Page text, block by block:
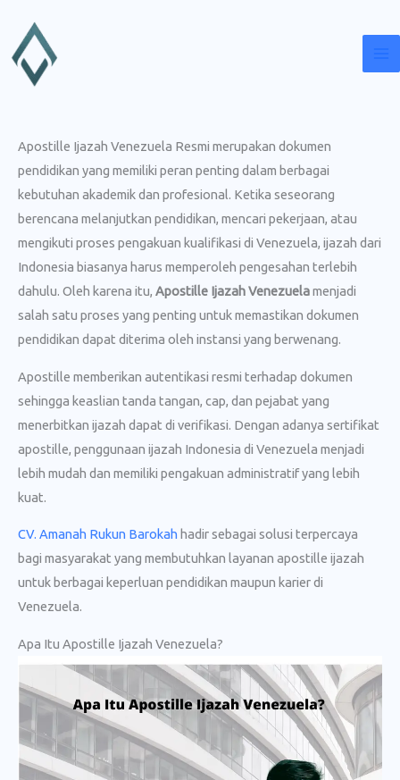
konten
Apostille Ijazah Venezuela Resmi merupakan dokumen
pendidikan yang memiliki peran penting dalam berbagai
kebutuhan akademik dan profesional. Ketika seseorang
berencana melanjutkan pendidikan, mencari pekerjaan, atau
mengikuti proses pengakuan kualifikasi di Venezuela, ijazah dari
Indonesia biasanya harus memperoleh pengesahan terlebih
dahulu. Oleh karena itu, Apostille Ijazah Venezuelamenjadi
salah satu proses yang penting untuk memastikan dokumen
pendidikan dapat diterima oleh instansi yang berwenang.
Apostille memberikan autentikasi resmi terhadap dokumen
sehingga keaslian tanda tangan, cap, dan pejabat yang
menerbitkan ijazah dapat di verifikasi. Dengan adanya sertifikat
apostille, penggunaan ijazah Indonesia di Venezuela menjadi
lebih mudah dan memiliki pengakuan administratif yang lebih
kuat.
CV. Amanah Rukun Barokah hadir sebagai solusi terpercaya
bagi masyarakat yang membutuhkan layanan apostille ijazah
untuk berbagai keperluan pendidikan maupun karier di
Venezuela.
Apa Itu Apostille Ijazah Venezuela?